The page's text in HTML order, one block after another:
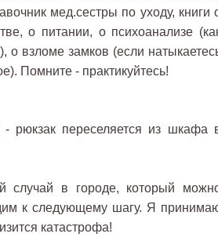
мед.сестры по уходу, книги
о питании, о психоанализе
взломе замков (если
Помните - практикуйтесь!
рюкзак переселяется из шкафа
случай в городе, который
к следующему шагу. Я
катастрофа!